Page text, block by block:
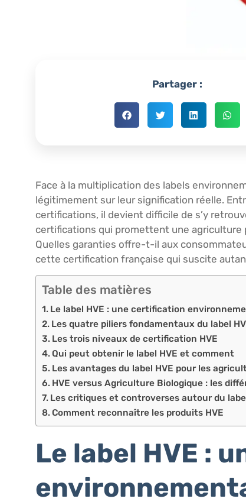
Partager :
Face à la multiplication des labels
légitimement sur leur signification réelle.
certifications, il devient difficile de s’y
certifications qui promettent une agriculture
Quelles garanties offre-t-il aux
cette certification française qui suscite
Table des matières
Le label HVE : une certification
Les quatre piliers fondamentaux du label
Les trois niveaux de certification HVE
Qui peut obtenir le label HVE et comment
Les avantages du label HVE pour les
HVE versus Agriculture Biologique : les
Les critiques et controverses autour du
Comment reconnaître les produits HVE
Le label HVE :